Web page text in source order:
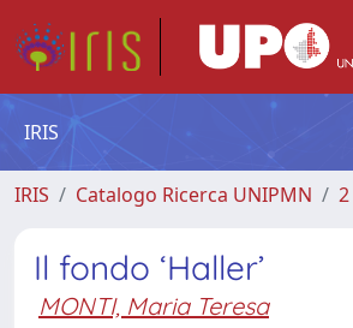
IRIS
IRIS Catalogo Ricerca UNIPMN
Il fondo ‘Haller’
MONTI, Maria Teresa